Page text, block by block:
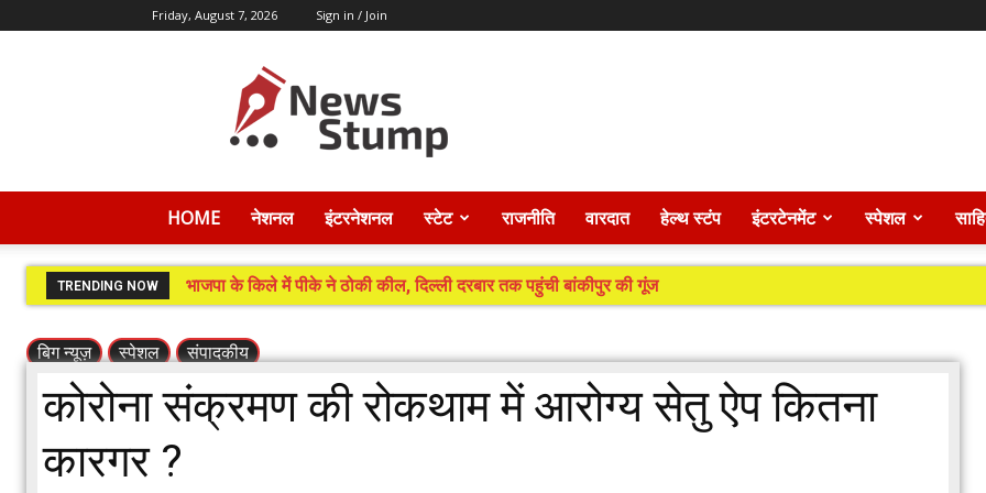
Friday, August 7, 2026 Sign in / Join
Stump
HOME नेशनल इंटरनेशनल स्टेट राजनीति वारदात हेल्थ स्टंप इंटरटेनमेंट स्पेशल
TRENDING NOW भाजपा के किले में पीके ने ठोकी कील, दिल्ली दरबार तक पहुंची बांकीपुर की गूंज
बिग न्यूज़ स्पेशल संपादकीय
कोरोना संक्रमण की रोकथाम में आरोग्य सेतु ऐप कितना
कारगर ?